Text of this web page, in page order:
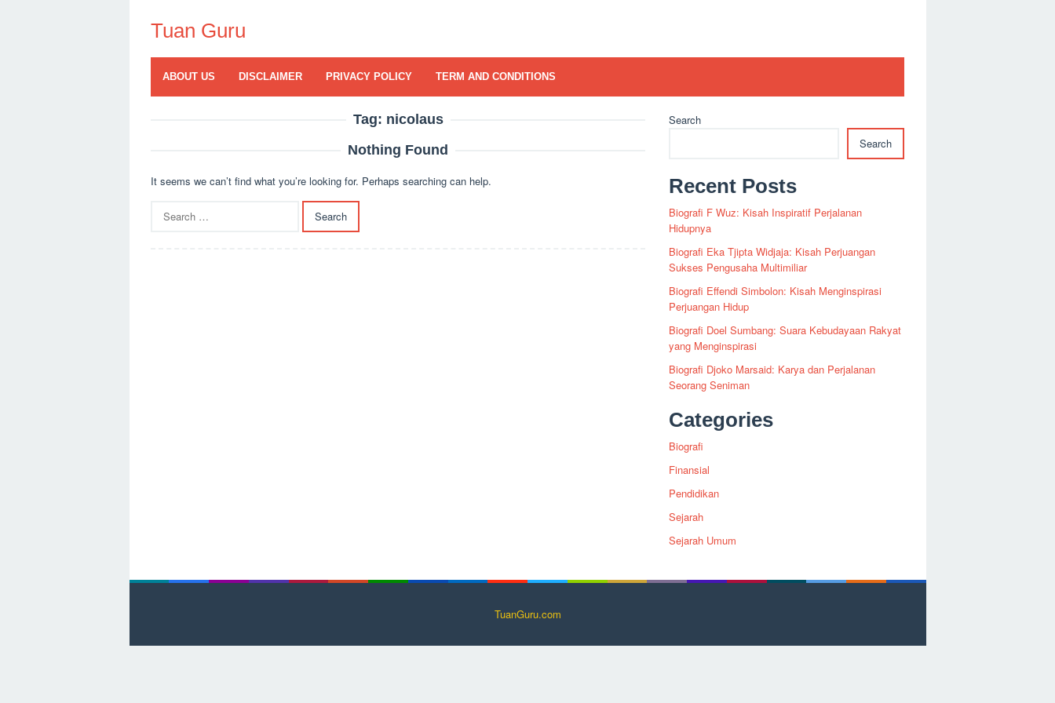
contentTuan Guru
ABOUT US DISCLAIMER PRIVACY POLICY TERM AND CONDITIONS
Tag: nicolaus
Nothing Found
It seems we can’t find what you’re looking for. Perhaps searching can help.
for:
Search
Search
Recent Posts
Biografi F Wuz: Kisah Inspiratif Perjalanan
Hidupnya
Biografi Eka Tjipta Widjaja: Kisah Perjuangan
Sukses Pengusaha Multimiliar
Biografi Effendi Simbolon: Kisah Menginspirasi
Perjuangan Hidup
Biografi Doel Sumbang: Suara Kebudayaan Rakyat
yang Menginspirasi
Biografi Djoko Marsaid: Karya dan Perjalanan
Seorang Seniman
Categories
Biografi
Finansial
Pendidikan
Sejarah
Sejarah Umum
TuanGuru.com